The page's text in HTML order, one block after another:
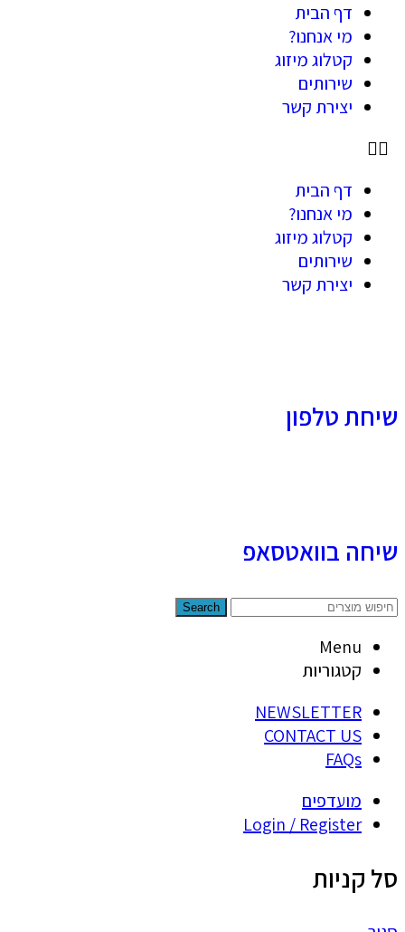
דף הבית
מי אנחנו?
קטלוג מיזוג
שירותים
יצירת קשר
דף הבית
מי אנחנו?
קטלוג מיזוג
שירותים
יצירת קשר
שיחת טלפון
שיחה בוואטסאפ
Search
Menu
קטגוריות
NEWSLETTER
CONTACT US
FAQs
מועדפים
Login / Register
סל קניות